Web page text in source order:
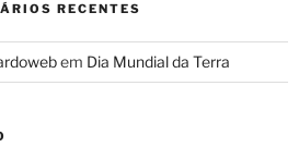
RECENTES
em Dia Mundial da Terra